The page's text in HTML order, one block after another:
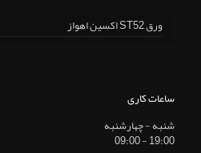
ورق ST52 اکسین اهواز
ساعات کاری
شنبه - چهارشنبه
19:00 - 09:00